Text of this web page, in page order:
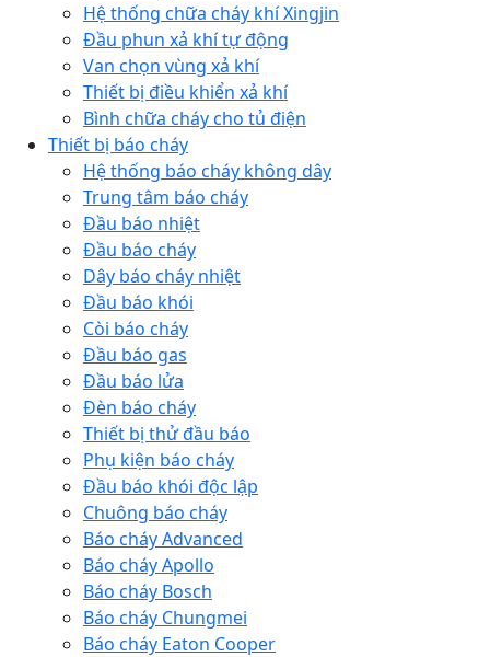
Hệ thống chữa cháy khí Xingjin
Đầu phun xả khí tự động
Van chọn vùng xả khí
Thiết bị điều khiển xả khí
Bình chữa cháy cho tủ điện
Thiết bị báo cháy
Hệ thống báo cháy không dây
Trung tâm báo cháy
Đầu báo nhiệt
Đầu báo cháy
Dây báo cháy nhiệt
Đầu báo khói
Còi báo cháy
Đầu báo gas
Đầu báo lửa
Đèn báo cháy
Thiết bị thử đầu báo
Phụ kiện báo cháy
Đầu báo khói độc lập
Chuông báo cháy
Báo cháy Advanced
Báo cháy Apollo
Báo cháy Bosch
Báo cháy Chungmei
Báo cháy Eaton Cooper